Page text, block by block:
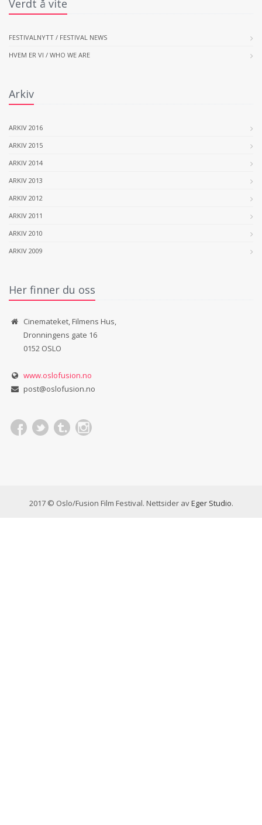
Verdt å vite
FESTIVALNYTT / FESTIVAL NEWS
HVEM ER VI / WHO WE ARE
Arkiv
ARKIV 2016
ARKIV 2015
ARKIV 2014
ARKIV 2013
ARKIV 2012
ARKIV 2011
ARKIV 2010
ARKIV 2009
Her finner du oss
Cinemateket, Filmens Hus,
Dronningens gate 16
0152 OSLO
www.oslofusion.no
post@oslofusion.no
2017 © Oslo/Fusion Film Festival. Nettsider avEger Studio.